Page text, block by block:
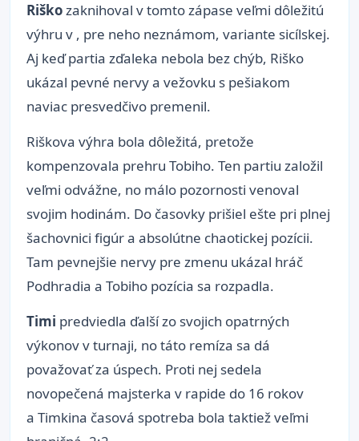
Riškozaknihoval v tomto zápase veľmi dôležitú
výhru v , pre neho neznámom, variante sicílskej.
Aj keď partia zďaleka nebola bez chýb, Riško
ukázal pevné nervy a vežovku s pešiakom
naviac presvedčivo premenil.
Riškova výhra bola dôležitá, pretože
kompenzovala prehru Tobiho. Ten partiu založil
veľmi odvážne, no málo pozornosti venoval
svojim hodinám. Do časovky prišiel ešte pri plnej
šachovnici figúr a absolútne chaotickej pozícii.
Tam pevnejšie nervy pre zmenu ukázal hráč
Podhradia a Tobiho pozícia sa rozpadla.
Timi predviedla ďalší zo svojich opatrných
výkonov v turnaji, no táto remíza sa dá
považovať za úspech. Proti nej sedela
novopečená majsterka v rapide do 16 rokov
a Timkina časová spotreba bola taktiež veľmi